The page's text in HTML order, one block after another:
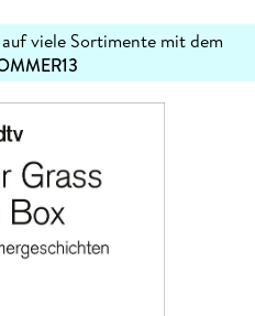
viele Sortimente mit dem